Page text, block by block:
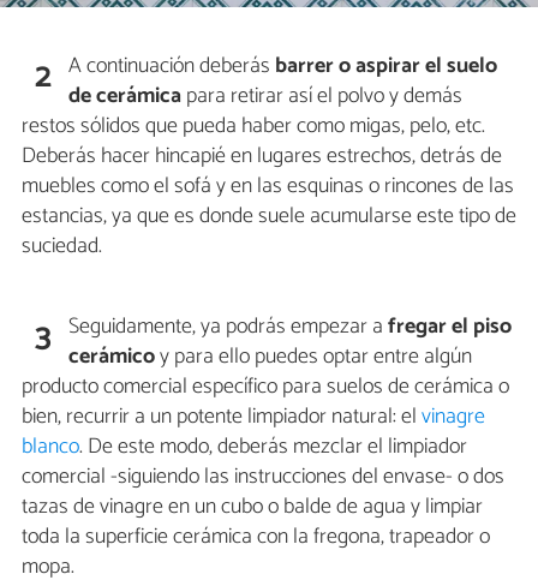
2 A continuación deberás barrer o aspirar el suelo
de cerámicapara retirar así el polvo y demás
restos sólidos que pueda haber como migas, pelo, etc.
Deberás hacer hincapié en lugares estrechos, detrás de
muebles como el sofá y en las esquinas o rincones de las
estancias, ya que es donde suele acumularse este tipo de
suciedad.
3 Seguidamente, ya podrás empezar afregar el piso
cerámicoy para ello puedes optar entre algún
producto comercial específico para suelos de cerámica o
bien, recurrir a un potente limpiador natural: elvinagre
blanco. De este modo, deberás mezclar el limpiador
comercial -siguiendo las instrucciones del envase- o dos
tazas de vinagre en un cubo o balde de agua y limpiar
toda la superficie cerámica con la fregona, trapeador o
mopa.